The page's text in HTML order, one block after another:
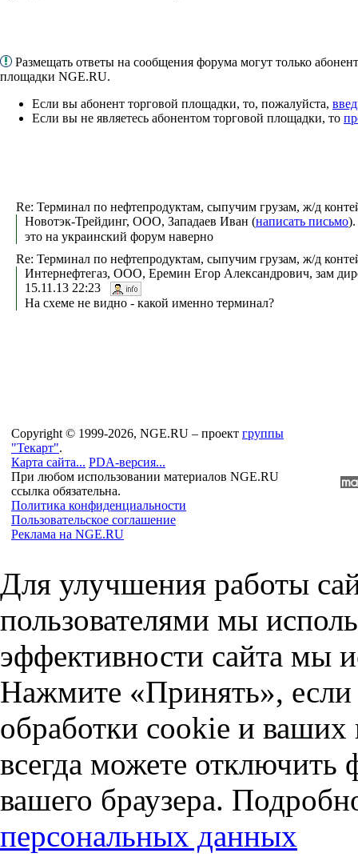
Размещать ответы на сообщения форума могут только
площадки NGE.RU.
Если вы абонент торговой площадки, то, пожалуйста,
Если вы не являетесь абонентом торговой площадки, то
Re: Терминал по нефтепродуктам, сыпучим грузам, ж/д
Новотэк-Трейдинг, ООО, Западаев Иван (написать письмо
это на украинский форум наверно
Re: Терминал по нефтепродуктам, сыпучим грузам, ж/д
Интернефтегаз, ООО, Еремин Егор Александрович, зам
15.11.13 22:23
На схеме не видно - какой именно терминал?
Copyright © 1999-2026, NGE.RU – проект группы
"Текарт".
Карта сайта... PDA-версия...
При любом использовании материалов NGE.RU
ссылка обязательна.
Политика конфиденциальности
Пользовательское соглашение
Реклама на NGE.RU
Для улучшения работы
пользователями мы
эффективности сайта мы
Нажмите «Принять», если
обработки cookie и
всегда можете отключить
вашего браузера.
персональных данных